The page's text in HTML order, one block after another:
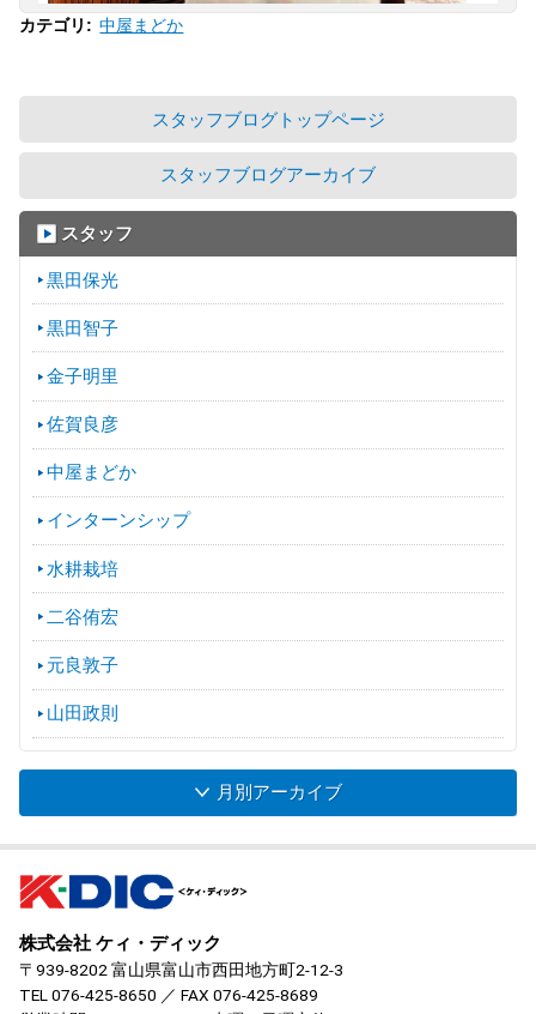
カテゴリ : 中屋まどか
スタッフブログトップページ
スタッフブログアーカイブ
スタッフ
黒田保光
黒田智子
金子明里
佐賀良彦
中屋まどか
インターンシップ
水耕栽培
二谷侑宏
元良敦子
山田政則
月別アーカイブ
株式会社 ケィ・ディック
〒939-8202 富山県富山市西田地方町2-12-3
TEL 076-425-8650 ／ FAX 076-425-8689